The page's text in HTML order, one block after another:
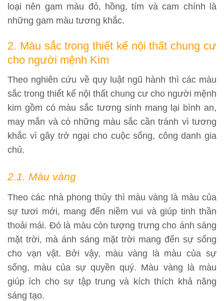
loại nên gam màu đỏ, hồng, tím và cam chính là
những gam màu tương khắc.
2. Màu sắc trong thiết kế nội thất chung cư
cho người mệnh Kim
Theo nghiên cứu về quy luật ngũ hành thì các màu
sắc trong thiết kế nội thất chung cư cho người mệnh
kim gồm có màu sắc tương sinh mang lại bình an,
may mắn và có những màu sắc cần tránh vì tương
khắc vì gây trở ngại cho cuộc sống, công danh gia
chủ.
2.1. Màu vàng
Theo các nhà phong thủy thì màu vàng là màu của
sự tươi mới, mang đến niềm vui và giúp tinh thần
thoải mái. Đó là màu còn tượng trưng cho ánh sáng
mặt trời, mà ánh sáng mặt trời mang đến sự sống
cho vạn vật. Bởi vậy, màu vàng là màu của sự
sống, màu của sự quyền quý. Màu vàng là màu
giúp ích cho sự tập trung và kích thích khả năng
sáng tạo.